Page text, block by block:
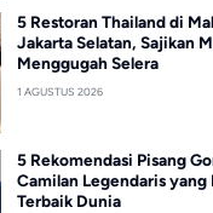
5 Restoran Thailand di
Jakarta Selatan, Sajikan
Menggugah Selera
1 AGUSTUS 2026
5 Rekomendasi Pisang
Camilan Legendaris yang
Terbaik Dunia